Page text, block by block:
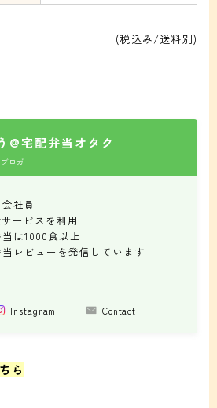
(税込み/送料別)
@宅配弁当オタク
ロガー
社員
ービスを利用
は1000食以上
レビューを発信しています
Instagram Contact
ら